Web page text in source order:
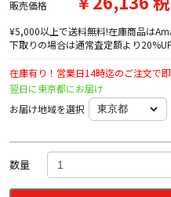
販売価格
¥5,000以上で送料無料!在庫商品は
下取りの場合は通常査定額より
在庫有り！営業日14時迄のご注文で即
翌日に東京都にお届け
お届け地域を選択
数量